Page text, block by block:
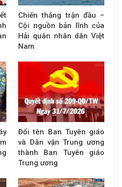
Chiến thắng trận đầu –
Cội nguồn bản lĩnh của
Hải quân nhân dân Việt
Nam
Đổi tên Ban Tuyên giáo
và Dân vận Trung ương
thành Ban Tuyên giáo
Trung ương